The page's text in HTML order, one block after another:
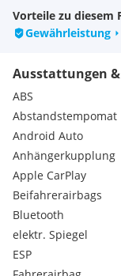
Außenausstattung:
Allwetter-/
Schiebetür rechts
Airbag
Audio-
Außenspiegel
Intelligente
(Intelligent
Intelligenter
Klimaanlage
Parkpilotsystem
Radioempfang
Vorteile zu diesem
Gewährleistung
Ausstattungen
ABS
Abstandstempomat
Android Auto
Anhängerkupplung
Apple CarPlay
Beifahrerairbags
Bluetooth
elektr. Spiegel
ESP